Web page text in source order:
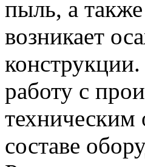
пыль, а
возникает
работу с
техническим
составе